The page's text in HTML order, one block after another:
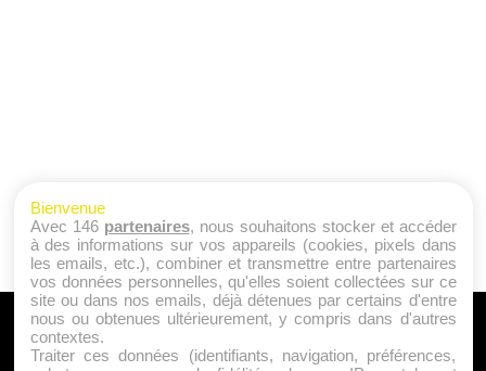
A PROPOS
Qui sommes nous ?
Bienvenue
Avec 146 partenaires, nous souhaitons stocker et accéder
à des informations sur vos appareils (cookies, pixels dans
les emails, etc.), combiner et transmettre entre partenaires
vos données personnelles, qu'elles soient collectées sur ce
site ou dans nos emails, déjà détenues par certains d'entre
nous ou obtenues ultérieurement, y compris dans d'autres
contextes.
Traiter ces données (identifiants, navigation, préférences,